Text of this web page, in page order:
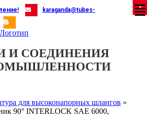
karaganda@tubes-
И СОЕДИНЕНИЯ
для высоконапорных шлангов »
90° INTERLOCK SAE 6000,
X
X
X
X
X
X
X
X
X
X
X
X
X
X
X
X
X
X
X